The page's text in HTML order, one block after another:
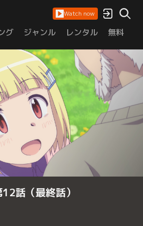
Watch now
グ ジャンル レンタル 無料
話（最終話）